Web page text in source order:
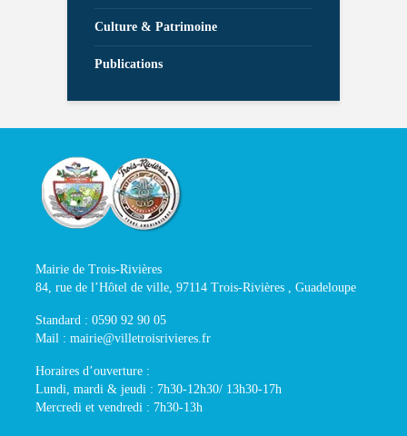
Culture & Patrimoine
Publications
Mairie de Trois-Rivières
84, rue de l’Hôtel de ville, 97114 Trois-Rivières , Guadeloupe
Standard : 0590 92 90 05
Mail : mairie@villetroisrivieres.fr
Horaires d’ouverture :
Lundi, mardi & jeudi : 7h30-12h30/ 13h30-17h
Mercredi et vendredi : 7h30-13h